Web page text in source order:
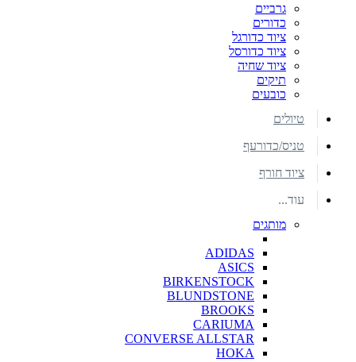
גרביים
כדורים
ציוד כדורגל
ציוד כדורסל
ציוד שחיה
תיקים
כובעים
טיולים
טניס/כדורעף
ציוד חורף
עוד...
מותגים
ADIDAS
ASICS
BIRKENSTOCK
BLUNDSTONE
BROOKS
CARIUMA
CONVERSE ALLSTAR
HOKA